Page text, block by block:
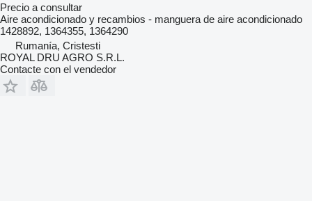
Precio a consultar
Aire acondicionado y recambios - manguera de aire acondicionado
1428892, 1364355, 1364290
Rumanía, Cristesti
ROYAL DRU AGRO S.R.L.
Contacte con el vendedor